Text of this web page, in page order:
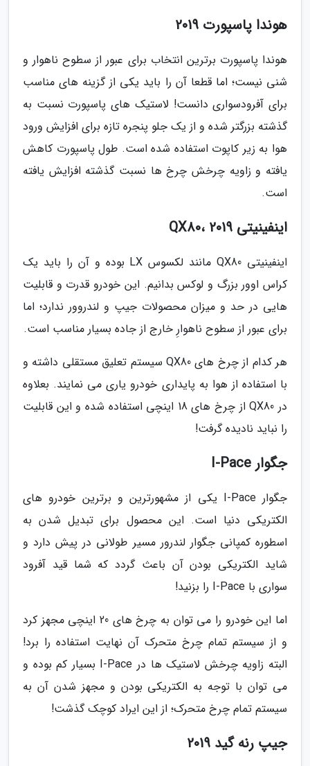
هوندا پاسپورت 2019
هوندا پاسپورت برترین انتخاب برای عبور از سطوح ناهوار و
شنی نیست؛ اما قطعا آن را باید یکی از گزینه های مناسب
برای آفرودسواری دانست! لاستیک های پاسپورت نسبت به
گذشته بزرگتر شده و از یک جلو پنجره تازه برای افزایش ورود
هوا به زیر کاپوت استفاده شده است. طول پاسپورت کاهش
یافته و زاویه چرخش چرخ ها نسبت گذشته افزایش یافته
است.
اینفینیتی QX80، 2019
اینفینیتی QX80 مانند لکسوس LX بوده و آن را باید یک
کراس اوور بزرگ و لوکس بدانیم. این خودرو قدرت و قابلیت
هایی در حد و میزان محصولات جیپ و لندروور ندارد؛ اما
برای عبور از سطوح ناهوارِ خارج از جاده بسیار مناسب است.
هر کدام از چرخ های QX80 سیستم تعلیق مستقلی داشته و
با استفاده از هوا به پایداری خودرو یاری می نمایند. بعلاوه
در QX80 از چرخ های 18 اینچی استفاده شده و این قابلیت
را نباید نادیده گرفت!
جگوار I-Pace
جگوار I-Pace یکی از مشهورترین و برترین خودرو های
الکتریکی دنیا است. این محصول برای تبدیل شدن به
اسطوره کمپانی جگوار لندرور مسیر طولانی در پیش دارد و
شاید الکتریکی بودن آن باعث گردد که شما قید آفرود
سواری با I-Pace را بزنید!
اما این خودرو را می توان به چرخ های 20 اینچی مجهز کرد
و از سیستم تمام چرخ متحرک آن نهایت استفاده را برد!
البته زاویه چرخش لاستیک ها در I-Pace بسیار کم بوده و
می توان با توجه به الکتریکی بودن و مجهز شدن آن به
سیستم تمام چرخ متحرک؛ از این ایراد کوچک گذشت!
جیپ رنه گید 2019